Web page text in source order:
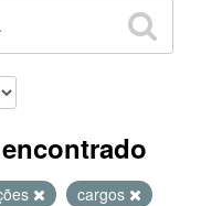
cargos